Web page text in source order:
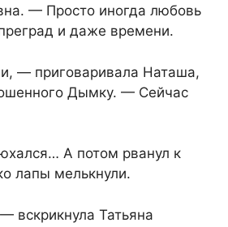
— Просто иногда любовь
и даже времени.
— приговаривала Наташа,
Дымку. — Сейчас
А потом рванул к
лапы мелькнули.
вскрикнула Татьяна